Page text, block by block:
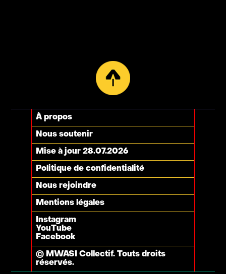
À propos
Nous soutenir
Politique de confidentialité
Mise à jour 28.07.2026
Instagram
YouTube
Facebook
Nous rejoindre
Mentions légales
© MWASI Collectif. Touts droits
réservés.